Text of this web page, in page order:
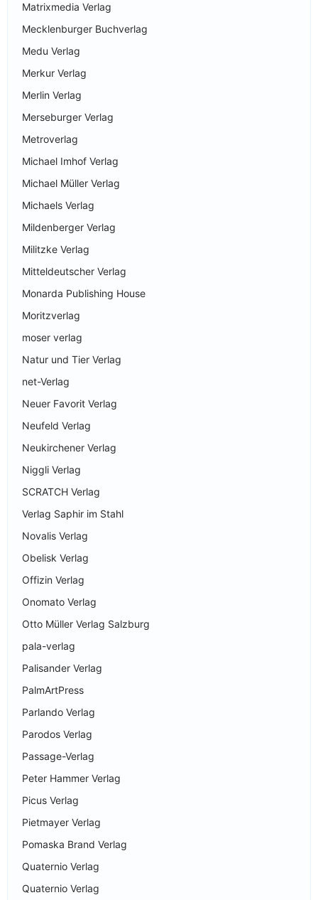
Matrixmedia Verlag
Mecklenburger Buchverlag
Medu Verlag
Merkur Verlag
Merlin Verlag
Merseburger Verlag
Metroverlag
Michael Imhof Verlag
Michael Müller Verlag
Michaels Verlag
Mildenberger Verlag
Militzke Verlag
Mitteldeutscher Verlag
Monarda Publishing House
Moritzverlag
moser verlag
Natur und Tier Verlag
net-Verlag
Neuer Favorit Verlag
Neufeld Verlag
Neukirchener Verlag
Niggli Verlag
SCRATCH Verlag
Verlag Saphir im Stahl
Novalis Verlag
Obelisk Verlag
Offizin Verlag
Onomato Verlag
Otto Müller Verlag Salzburg
pala-verlag
Palisander Verlag
PalmArtPress
Parlando Verlag
Parodos Verlag
Passage-Verlag
Peter Hammer Verlag
Picus Verlag
Pietmayer Verlag
Pomaska Brand Verlag
Quaternio Verlag
Quaternio Verlag